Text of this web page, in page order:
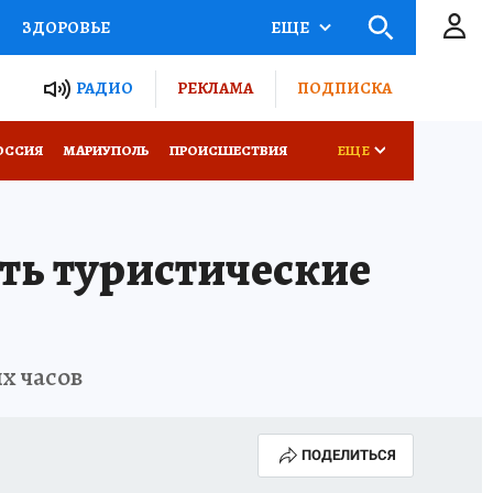
ЗДОРОВЬЕ
РОССИИ
ЕЩЕ
РАДИО РЕКЛАМА ПОДПИСКА
МАРИУПОЛЬ ПРОИСШЕСТВИЯ ЕЩЕ
туристические
часов
ПОДЕЛИТЬСЯ